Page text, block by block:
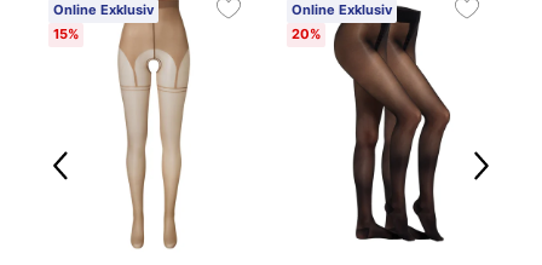
Online Exklusiv
15%
Online Exklusiv
20%